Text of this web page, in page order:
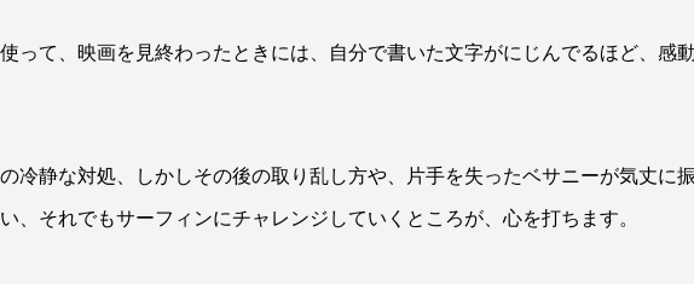
って、映画を見終わったときには、自分で書いた文字がにじんでるほど、感
冷静な対処、しかしその後の取り乱し方や、片手を失ったベサニーが気丈に
、それでもサーフィンにチャレンジしていくところが、心を打ちます。